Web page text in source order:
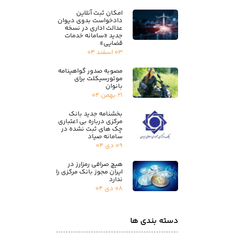
دسته بندی ها
امکان ثبت آنلاین
دادخواست بدوی دیوان
عدالت اداری در نسخه
جدید «سامانه خدمات
قضایی»
۰۳ اسفند ۰۴
مصوبه صدور گواهینامه
موتورسیکلت برای
بانوان
۲۱ بهمن ۰۴
بخشنامه جدید بانک
مرکزی درباره بی اعتباری
چک های ثبت نشده در
سامانه صیاد
۰۹ دی ۰۴
هیچ صرافی رمزارز در
ایران مجوز بانک مرکزی را
ندارد
۰۸ دی ۰۴